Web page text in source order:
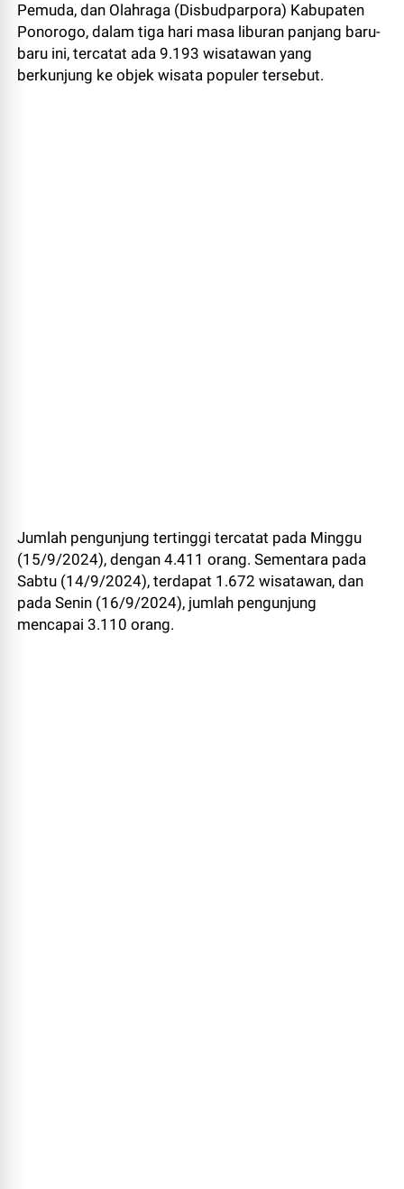
Pemuda, dan Olahraga (Disbudparpora) Kabupaten
Ponorogo, dalam tiga hari masa liburan panjang baru-
baru ini, tercatat ada 9.193 wisatawan yang
berkunjung ke objek wisata populer tersebut.
Jumlah pengunjung tertinggi tercatat pada Minggu
(15/9/2024), dengan 4.411 orang. Sementara pada
Sabtu (14/9/2024), terdapat 1.672 wisatawan, dan
pada Senin (16/9/2024), jumlah pengunjung
mencapai 3.110 orang.